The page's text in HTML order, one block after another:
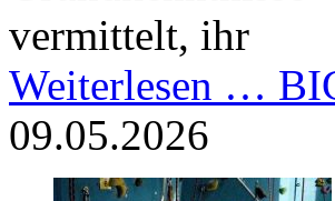
vermittelt, ihr
Weiterlesen …
09.05.2026